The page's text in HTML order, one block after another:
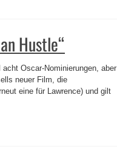
Hustle“
Oscar-Nominierungen, aber
neuer Film, die
eine für Lawrence) und gilt